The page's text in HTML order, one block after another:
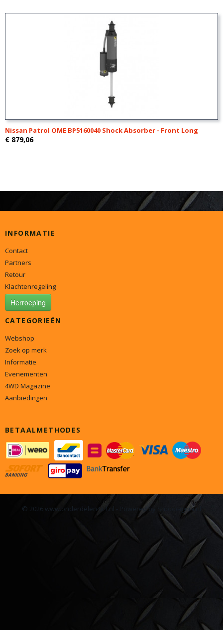
Nissan Patrol OME BP5160040 Shock Absorber - Front Long
€ 879,06
INFORMATIE
Contact
Partners
Retour
Klachtenregeling
Herroeping
CATEGORIEËN
Webshop
Zoek op merk
Informatie
Evenementen
4WD Magazine
Aanbiedingen
BETAALMETHODES
© 2026 www.onderdelen4x4.nl - Powered by Shoppagina.nl